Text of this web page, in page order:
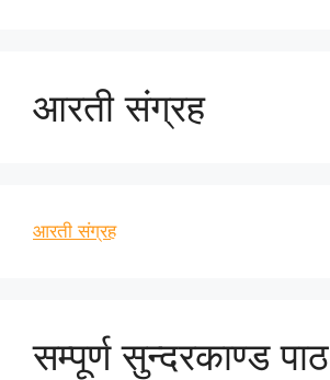
आरती संग्रह
आरती संग्रह
सम्पूर्ण सुन्दरकाण्ड पाठ